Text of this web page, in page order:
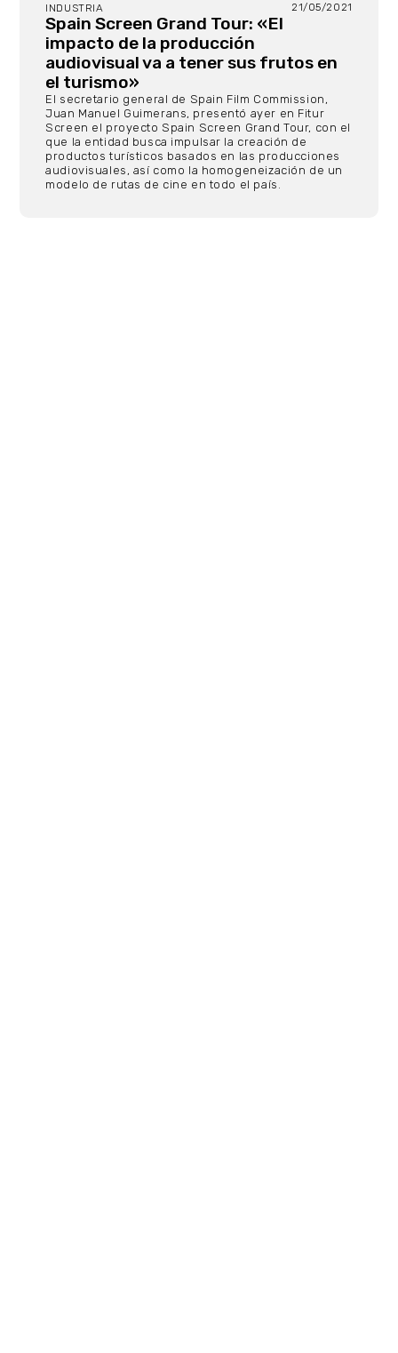
INDUSTRIA 21/05/2021
Spain Screen Grand Tour: «El
impacto de la producción
audiovisual va a tener sus frutos en
el turismo»
El secretario general de Spain Film Commission,
Juan Manuel Guimerans, presentó ayer en Fitur
Screen el proyecto Spain Screen Grand Tour, con el
que la entidad busca impulsar la creación de
productos turísticos basados en las producciones
audiovisuales, así como la homogeneización de un
modelo de rutas de cine en todo el país.